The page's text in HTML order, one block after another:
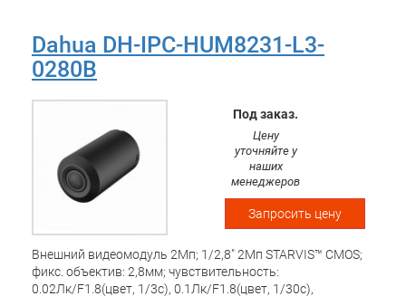
Dahua DH-IPC-HUM8231-L3-
0280B
Внешний видеомодуль 2Mп; 1/2,8" 2Mп STARVIS™ CMOS;
фикс. объектив: 2,8мм; чувствительность:
0.02Лк/F1.8(цвет, 1/3с), 0.1Лк/F1.8(цвет, 1/30с),
Под заказ.
Цену
уточняйте у
наших
менеджеров
Запросить цену